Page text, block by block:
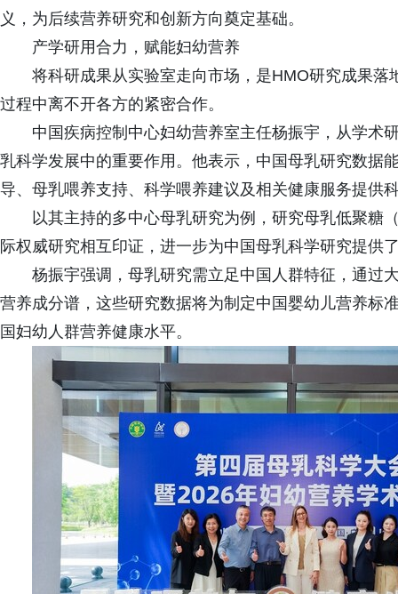
义，为后续营养研究和创新方向奠定基础。
产学研用合力，赋能妇幼营养
将科研成果从实验室走向市场，是HMO研究成果
过程中离不开各方的紧密合作。
中国疾病控制中心妇幼营养室主任杨振宇，从学术
乳科学发展中的重要作用。他表示，中国母乳研究数据
导、母乳喂养支持、科学喂养建议及相关健康服务提供
以其主持的多中心母乳研究为例，研究母乳低聚糖
际权威研究相互印证，进一步为中国母乳科学研究提供
杨振宇强调，母乳研究需立足中国人群特征，通过
营养成分谱，这些研究数据将为制定中国婴幼儿营养标
国妇幼人群营养健康水平。